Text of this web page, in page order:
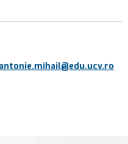
antonie.mihail@edu.ucv.ro